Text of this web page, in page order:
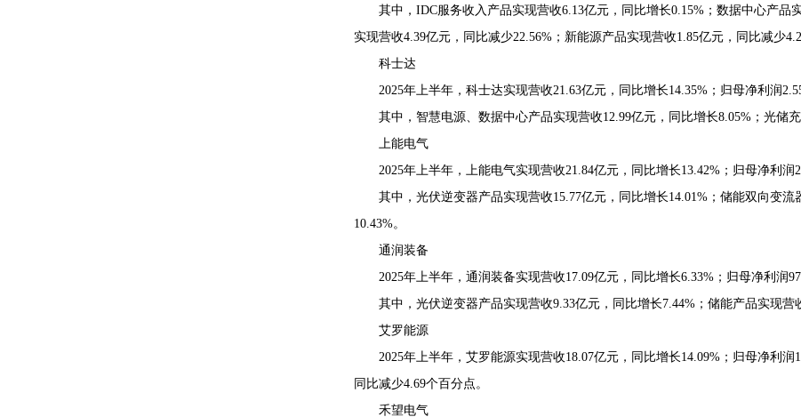
其中，IDC服务收入产品实现营收6.13亿元，同比增长0.15%；数据中心产品
实现营收4.39亿元，同比减少22.56%；新能源产品实现营收1.85亿元，同比减少
科士达
2025年上半年，科士达实现营收21.63亿元，同比增长14.35%；归母净利润
其中，智慧电源、数据中心产品实现营收12.99亿元，同比增长8.05%；光储
上能电气
2025年上半年，上能电气实现营收21.84亿元，同比增长13.42%；归母净利润
其中，光伏逆变器产品实现营收15.77亿元，同比增长14.01%；储能双向变
10.43%。
通润装备
2025年上半年，通润装备实现营收17.09亿元，同比增长6.33%；归母净利润
其中，光伏逆变器产品实现营收9.33亿元，同比增长7.44%；储能产品实现营
艾罗能源
2025年上半年，艾罗能源实现营收18.07亿元，同比增长14.09%；归母净利润
同比减少4.69个百分点。
禾望电气